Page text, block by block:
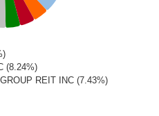
(8.24%)
REIT INC (7.43%)
(5.6%)